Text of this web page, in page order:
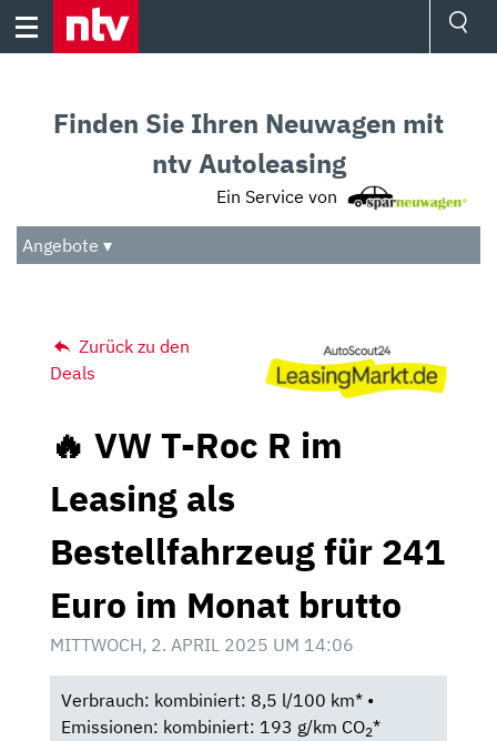
Skip
Audio
Das Beste
Finden Sie Ihren Neuwagen mit
ntv Autoleasing
Ein Service von
Angebote ▾
Zurück zu den
Deals
🔥 VW T-Roc R im
Leasing als
Bestellfahrzeug für 241
Euro im Monat brutto
MITTWOCH, 2. APRIL 2025 UM 14:06
Verbrauch: kombiniert: 8,5 l/100 km* •
Emissionen: kombiniert: 193 g/km CO2*